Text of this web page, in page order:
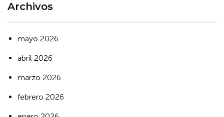
Archivos
mayo 2026
abril 2026
marzo 2026
febrero 2026